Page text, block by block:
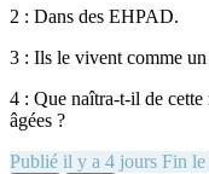
2 : Dans des EHPAD.
3 : Ils le vivent comme un
4 : Que naîtra-t-il de cette
âgées ?
Publié il y a 4 jours Fin le